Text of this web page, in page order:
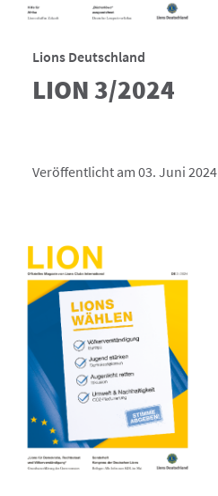
Lions Deutschland
LION 3/2024
Veröffentlicht am 03. Juni 2024